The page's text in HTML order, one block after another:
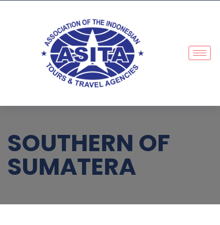
SOUTHERN OF
SUMATERA